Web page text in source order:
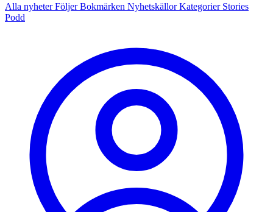
Alla nyheterFöljerBokmärken NyhetskällorKategorier Stories
Podd